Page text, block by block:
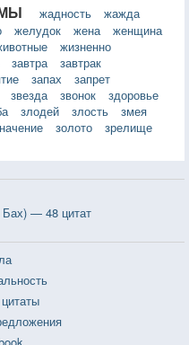
жадность
жажда
желудок жена
женщина
жизненно
завтра
завтрак
запах
запрет
звезда звонок
здоровье
злодей злость
змея
золото
зрелище
— 48 цитат